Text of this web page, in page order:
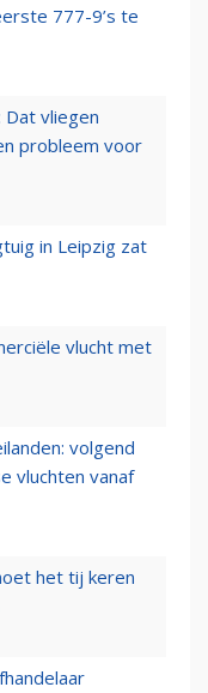
777-9’s te
Dat vliegen
probleem voor
in Leipzig zat
vlucht met
volgend
vluchten vanaf
het tij keren